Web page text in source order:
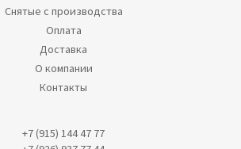
Снятые с производства
Оплата
Доставка
О компании
Контакты
+7 (915) 144 47 77